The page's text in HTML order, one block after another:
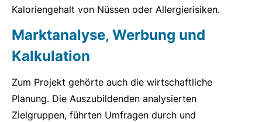
Kaloriengehalt von Nüssen oder Allergierisiken.
Marktanalyse, Werbung und
Kalkulation
Zum Projekt gehörte auch die wirtschaftliche
Planung. Die Auszubildenden analysierten
Zielgruppen, führten Umfragen durch und